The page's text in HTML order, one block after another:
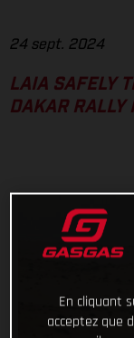
24 sept. 2024
LAIA SAFELY
DAKAR RALLY
En cliquant
acceptez que